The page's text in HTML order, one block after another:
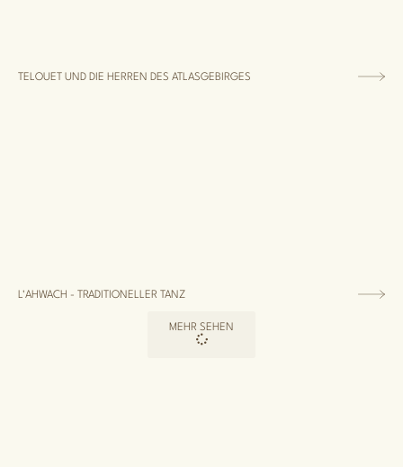
TELOUET UND DIE HERREN DES ATLASGEBIRGES
L'AHWACH - TRADITIONELLER TANZ
MEHR SEHEN